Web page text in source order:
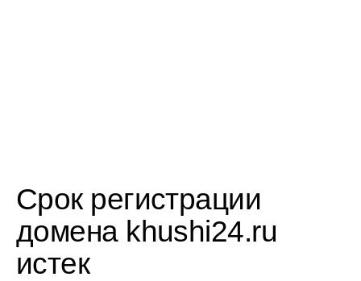
Срок регистрации
домена khushi24.ru
истек